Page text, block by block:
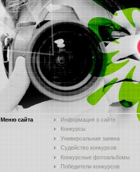
Меню сайта
Информация о сайте
Конкурсы
Универсальная заявка
Судейство конкурсов
Конкурсные фотоальбомы
Победители конкурсов